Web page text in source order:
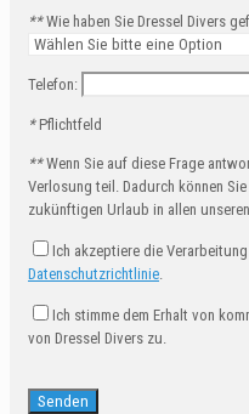
**Wie haben Sie Dressel Divers
Telefon:
*Pflichtfeld
**Wenn Sie auf diese Frage
Verlosung teil. Dadurch können
zukünftigen Urlaub in allen
Ich akzeptiere die
Datenschutzrichtlinie.
Ich stimme dem Erhalt von
von Dressel Divers zu.